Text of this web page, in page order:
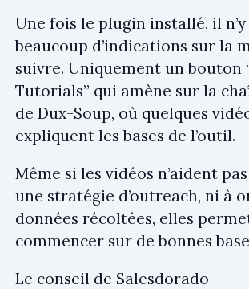
Une fois le plugin installé, il n’y
beaucoup d’indications sur la
suivre. Uniquement un bouton
Tutorials” qui amène sur la
de Dux-Soup, où quelques
expliquent les bases de l’outil.
Même si les vidéos n’aident
une stratégie d’outreach, ni à
données récoltées, elles
commencer sur de bonnes
Le conseil de Salesdorado